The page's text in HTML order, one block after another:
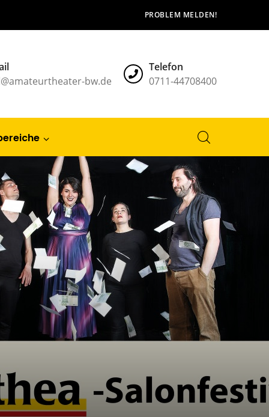
PROBLEM MELDEN!
bw.de
Telefon
0711-44708400